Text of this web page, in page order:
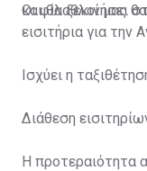
και θα ξεκινήσει
Οι φίλαθλοί μας
εισιτήρια για την
Ισχύει η
Διάθεση
Η προτεραιότητα